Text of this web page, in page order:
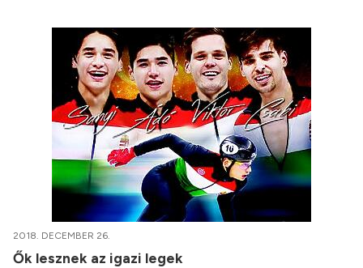
2018. DECEMBER 26.
Ők lesznek az igazi legek